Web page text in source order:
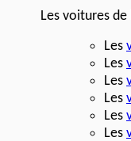
Les voitures
Les
Les
Les
Les
Les
Les